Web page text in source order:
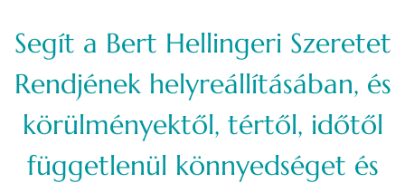
Segít a Bert Hellingeri Szeretet
Rendjének helyreállításában, és
körülményektől, tértől, időtől
függetlenül könnyedséget és